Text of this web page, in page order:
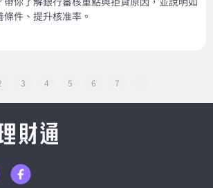
件、提升核准率。
3 4 5 6 7